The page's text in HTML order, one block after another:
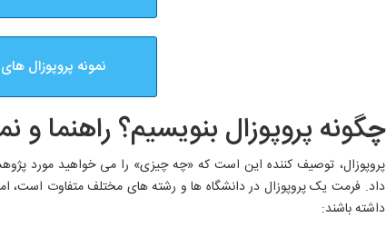
نمونه پروپوزال
چگونه پروپوزال بنویسیم؟ راهنما و
پروپوزال، توصیف کننده این است که «چه چیزی» را می خواهید مورد
داد. فرمت یک پروپوزال در دانشگاه ها و رشته های مختلف متفاوت است،
داشته باشند: